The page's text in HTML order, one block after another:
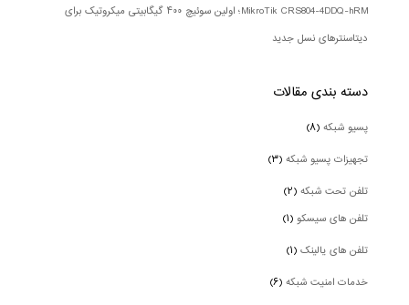
MikroTik CRS804-4DDQ-hRM؛ اولین سوئیچ ۴۰۰ گیگابیتی میکروتیک برای
دیتاسنترهای نسل جدید
دسته بندی‌ مقالات
پسیو شبکه(۸)
تجهیزات پسیو شبکه(۳)
تلفن تحت شبکه(۲)
تلفن های سیسکو(۱)
تلفن های یالینک(۱)
خدمات امنیت شبکه(۶)